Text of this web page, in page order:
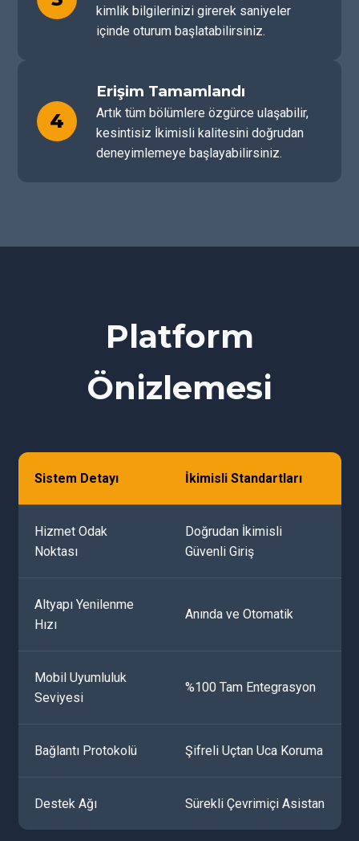
kimlik bilgilerinizi girerek saniyeler
içinde oturum başlatabilirsiniz.
4
Erişim Tamamlandı
Artık tüm bölümlere özgürce ulaşabilir,
kesintisiz İkimisli kalitesini doğrudan
deneyimlemeye başlayabilirsiniz.
Platform
Önizlemesi
Sistem Detayı İkimisli Standartları
Hizmet Odak
Noktası
Doğrudan İkimisli
Güvenli Giriş
Altyapı Yenilenme
Hızı
Anında ve Otomatik
Mobil Uyumluluk
Seviyesi
%100 Tam Entegrasyon
Bağlantı Protokolü Şifreli Uçtan Uca Koruma
Destek Ağı Sürekli Çevrimiçi Asistan